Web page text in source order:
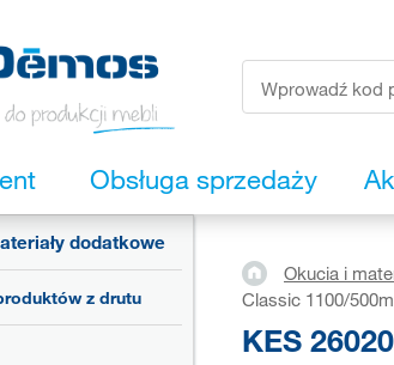
Obsługa sprzedaży
dodatkowe
z drutu
Okucia i
Classic 1100/
KES